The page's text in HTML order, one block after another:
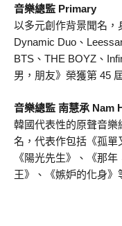
音樂總監 Primary
以多元創作背景聞名
Dynamic Duo、
BTS、THE BOYZ、
男，朋友》榮獲第 45
音樂總監 南慧承 Nam
韓國代表性的原聲音樂
名，代表作包括《孤單
《陽光先生》、《那
王》、《嫉妒的化身》